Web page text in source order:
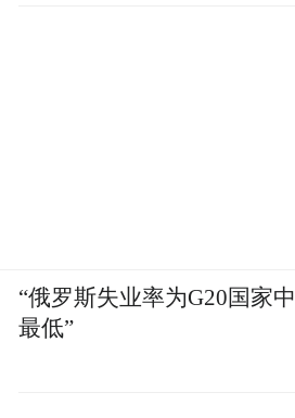
“俄罗斯失业率为G20国家中
最低”